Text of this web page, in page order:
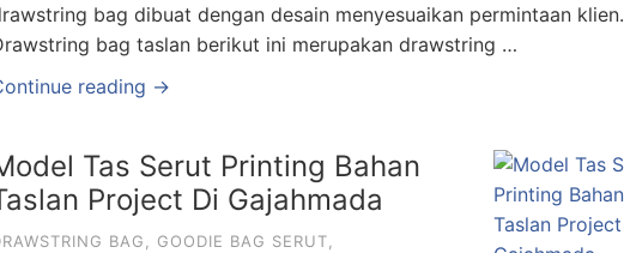
bag dibuat dengan desain menyesuaikan permintaan klien.
bag taslan berikut ini merupakan drawstring …
reading →
Tas Serut Printing Bahan
Project Di Gajahmada
BAG GOODIE BAG SERUT